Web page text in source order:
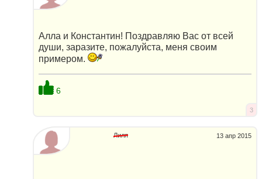
Алла и Константин! Поздравляю Вас от всей
души, заразите, пожалуйста, меня своим
примером.
6
3
13 апр 2015
Лиля